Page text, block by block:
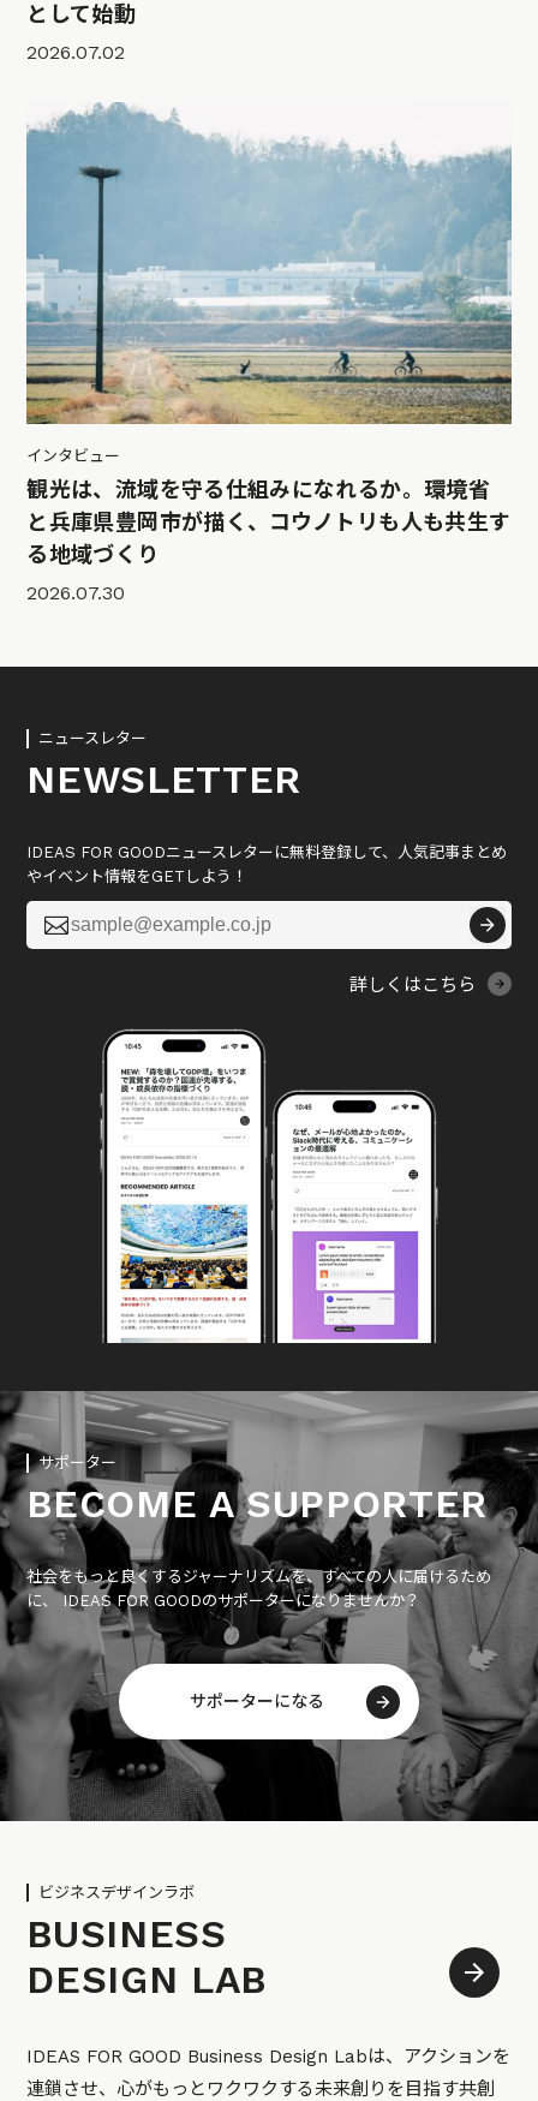
として始動
2026.07.02
インタビュー
観光は、流域を守る仕組みになれるか。環境省
と兵庫県豊岡市が描く、コウノトリも人も共生す
る地域づくり
2026.07.30
ニュースレター
NEWSLETTER
IDEAS FOR GOODニュースレターに無料登録して、人気記事まとめ
やイベント情報をGETしよう！

詳しくはこちら
サポーター
BECOME A SUPPORTER
社会をもっと良くするジャーナリズムを、すべての人に届けるため
に、 IDEAS FOR GOODのサポーターになりませんか？
サポーターになる
ビジネスデザインラボ
BUSINESS
DESIGN LAB
IDEAS FOR GOOD Business Design Labは、アクションを
連鎖させ、心がもっとワクワクする未来創りを目指す共創